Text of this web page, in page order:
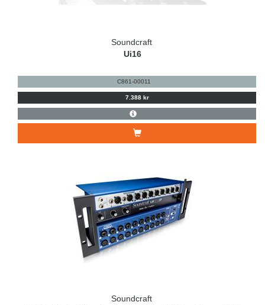
Soundcraft
Ui16
C861-00011
7.388 kr
Soundcraft